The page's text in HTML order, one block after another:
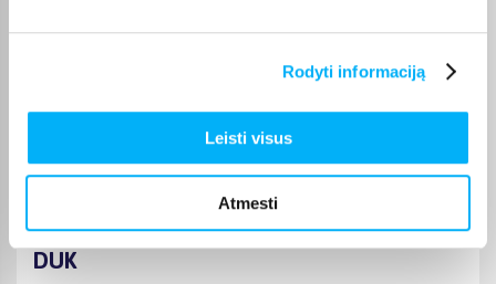
Rodyti informaciją
Leisti visus
Atmesti
kategorijos, galite rinktis patogiausią gavimo būdą: pristatymą
DUK